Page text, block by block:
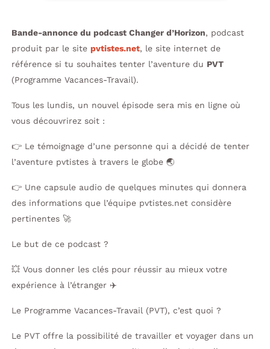
Bande-annonce du podcast Changer d’Horizon, podcast
produit par le site pvtistes.net, le site internet de
référence si tu souhaites tenter l’aventure du PVT
(Programme Vacances-Travail).
Tous les lundis, un nouvel épisode sera mis en ligne où
vous découvrirez soit :
👉 Le témoignage d’une personne qui a décidé de tenter
l’aventure pvtistes à travers le globe 🌏
👉 Une capsule audio de quelques minutes qui donnera
des informations que l’équipe pvtistes.net considère
pertinentes 🚀
Le but de ce podcast ?
💥 Vous donner les clés pour réussir au mieux votre
expérience à l’étranger ✈️
Le Programme Vacances-Travail (PVT), c’est quoi ?
Le PVT offre la possibilité de travailler et voyager dans un